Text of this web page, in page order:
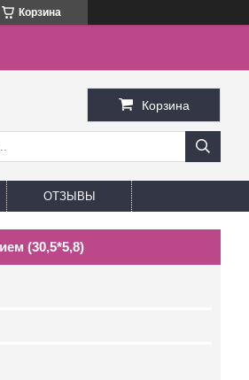
Корзина
Корзина
ОТЗЫВЫ
(30,5*5,8)